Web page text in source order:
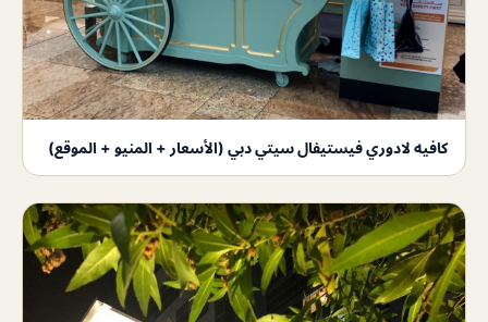
كافيه لادوري فيستيفال سيتي دبي (الأسعار + المنيو + الموقع)